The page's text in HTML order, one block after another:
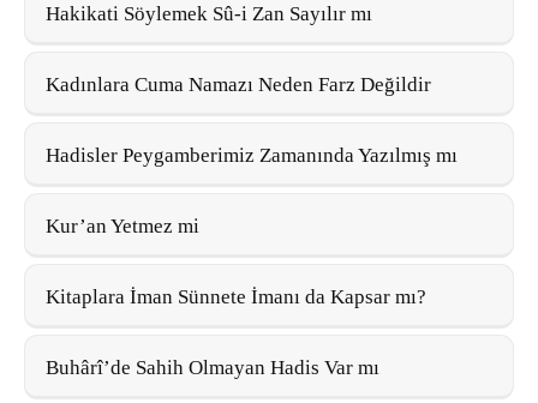
Hakikati Söylemek Sû-i Zan Sayılır mı
Kadınlara Cuma Namazı Neden Farz Değildir
Hadisler Peygamberimiz Zamanında Yazılmış mı
Kur’an Yetmez mi
Kitaplara İman Sünnete İmanı da Kapsar mı?
Buhârî’de Sahih Olmayan Hadis Var mı